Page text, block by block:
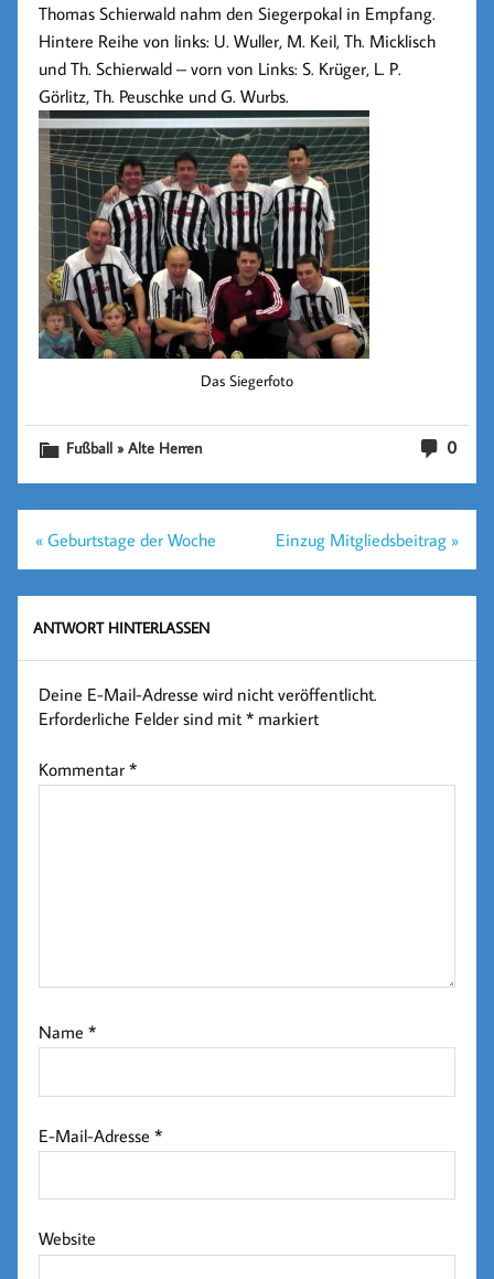
Thomas Schierwald nahm den Siegerpokal in Empfang.
Hintere Reihe von links: U. Wuller, M. Keil, Th. Micklisch
und Th. Schierwald – vorn von Links: S. Krüger, L. P.
Görlitz, Th. Peuschke und G. Wurbs.
Das Siegerfoto
0
Fußball » Alte Herren
Beitragsnavigation
« Geburtstage der Woche Einzug Mitgliedsbeitrag »
ANTWORT HINTERLASSEN
Deine E-Mail-Adresse wird nicht veröffentlicht.
Erforderliche Felder sind mit* markiert
Kommentar*
Name*
E-Mail-Adresse*
Website